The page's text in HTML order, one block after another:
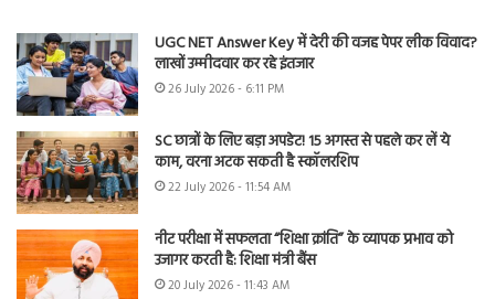
UGC NET Answer Key में देरी की वजह पेपर लीक विवाद?
लाखों उम्मीदवार कर रहे इंतजार
26 July 2026 - 6:11 PM
SC छात्रों के लिए बड़ा अपडेट! 15 अगस्त से पहले कर लें ये
काम, वरना अटक सकती है स्कॉलरशिप
22 July 2026 - 11:54 AM
नीट परीक्षा में सफलता “शिक्षा क्रांति” के व्यापक प्रभाव को
उजागर करती है: शिक्षा मंत्री बैंस
20 July 2026 - 11:43 AM